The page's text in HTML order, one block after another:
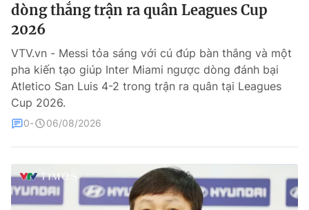
Cơ quan chủ quản:Đài Truyền hình Việt Nam
Cơ quan báo chí:
Giấy phép hoạt động báo in và báo điện tử số 483/GP-BTTTT
cấp ngày 29/12/2023
Tổng Biên tập: Vũ Thanh Thủy
Phó Tổng Biên tập:
Nguyễn Trọng Ninh
Liên hệ quảng cáo:0966 196 377
Email:toasoan@vtv.vn
dòng thắng trận ra quân Leagues Cup
2026
VTV.vn - Messi tỏa sáng với cú đúp bàn thắng và một
pha kiến tạo giúp Inter Miami ngược dòng đánh bại
Atletico San Luis 4-2 trong trận ra quân tại Leagues
Cup 2026.
0 06/08/2026